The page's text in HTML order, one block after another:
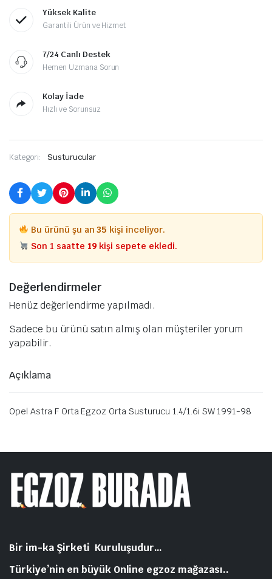
Yüksek Kalite
Garantili Ürün ve Hizmet
7/24 Canlı Destek
Hemen Uzmana Sorun
Kolay İade
Hızlı ve Sorunsuz
Kategori: Susturucular
Bu ürünü şu an35 kişi inceliyor.
Son 1 saatte 19 kişi sepete ekledi.
Değerlendirmeler
Henüz değerlendirme yapılmadı.
Sadece bu ürünü satın almış olan müşteriler yorum
yapabilir.
Açıklama
Opel Astra F Orta Egzoz Orta Susturucu 1.4/1.6i SW 1991-98
Bir im-ka Şirketi Kuruluşudur…
Türkiye’nin en büyük Online egzoz mağazası..